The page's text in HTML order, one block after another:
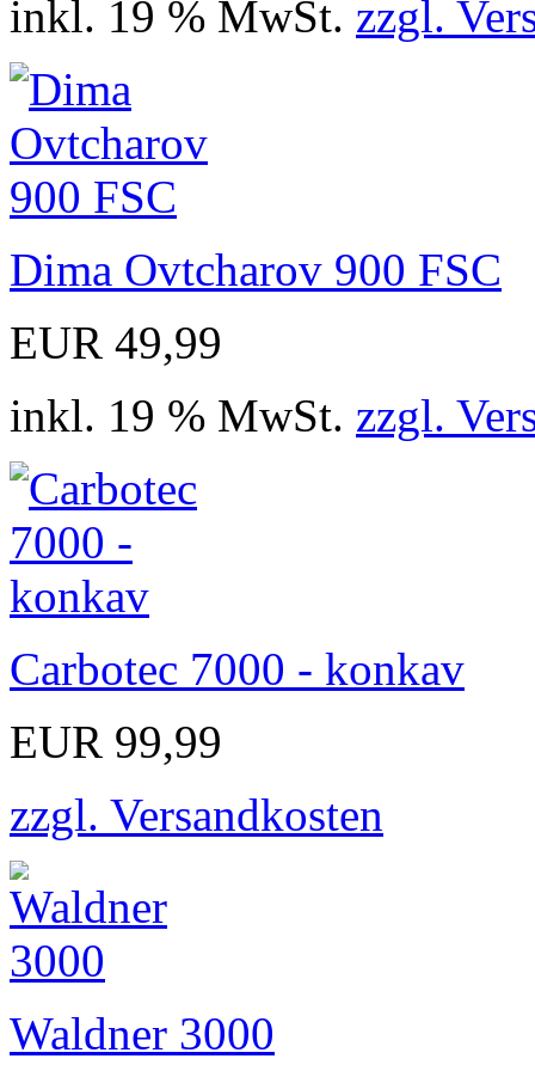
inkl. 19 % MwSt. zzgl.
Dima Ovtcharov 900 FSC
EUR 49,99
inkl. 19 % MwSt. zzgl.
Carbotec 7000 - konkav
EUR 99,99
zzgl. Versandkosten
Waldner 3000